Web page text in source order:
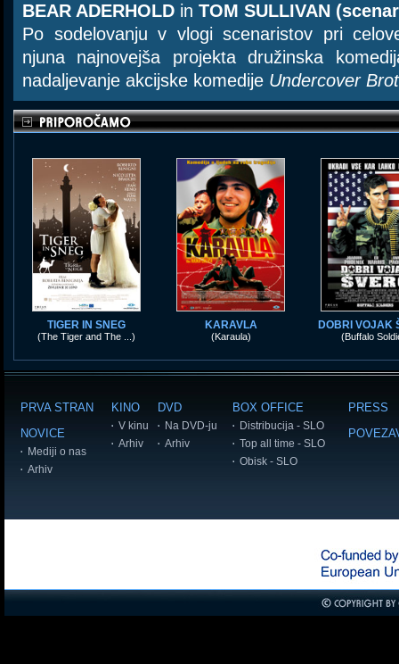
BEAR ADERHOLD in TOM SULLIVAN
Po sodelovanju v vlogi scenaristov pri
njuna najnovejša projekta družinska
nadaljevanje akcijske komedije Undercover
TIGER IN SNEG
(The Tiger and The ...)
KARAVLA
(Karaula)
DOBRI VOJAK
(Buffalo
PRVA STRAN
NOVICE
Mediji o nas
Arhiv
KINO
V kinu
Arhiv
DVD
Na DVD-ju
Arhiv
BOX OFFICE
Distribucija - SLO
Top all time - SLO
Obisk - SLO
PRESS